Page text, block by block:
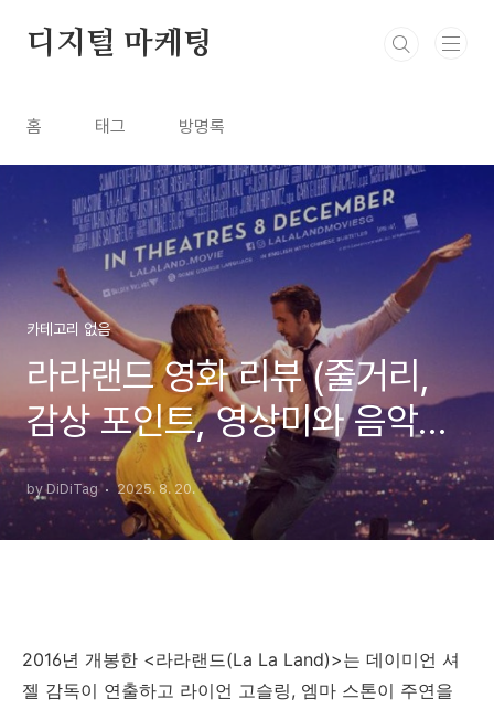
디지털 마케팅
홈 태그 방명록
카테고리 없음
라라랜드 영화 리뷰 (줄거리,
감상 포인트, 영상미와 음악의
매력)
by DiDiTag 2025. 8. 20.
2016년 개봉한 <라라랜드(La La Land)>는 데이미언 셔
젤 감독이 연출하고 라이언 고슬링, 엠마 스톤이 주연을